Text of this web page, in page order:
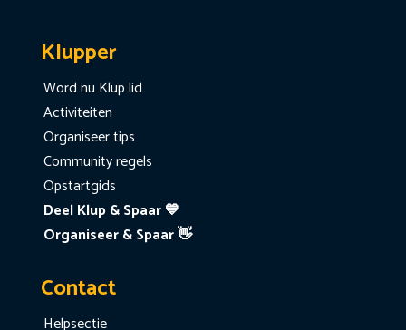
Klupper
Word nu Klup lid
Activiteiten
Organiseer tips
Community regels
Opstartgids
Deel Klup & Spaar 💙
Organiseer & Spaar 👋
Contact
Helpsectie